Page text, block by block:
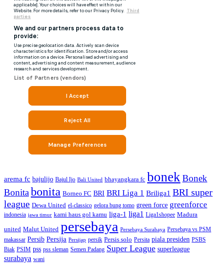
arema fc bajulijo Bajul Ijo Bali United bhayangkara fc bonekBonek
Bonitabonita Borneo FC BRI BRI Liga 1 Briliga1 BRI super
league Dewa United el-classico gelora bung tomo green force greenforce
indonesia jawa timur kami haus gol kamu liga-1 liga1 Liga1shopee Madura
united Malut United persebaya Persebaya Surabaya Persebaya vs PSM
makassar Persib Persija Persijap persik Persis solo Persita piala presiden PSBS
Biak PSIM pss pss sleman Semen Padang Super League superleague
surabaya wani